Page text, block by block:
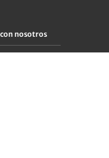
nosotros